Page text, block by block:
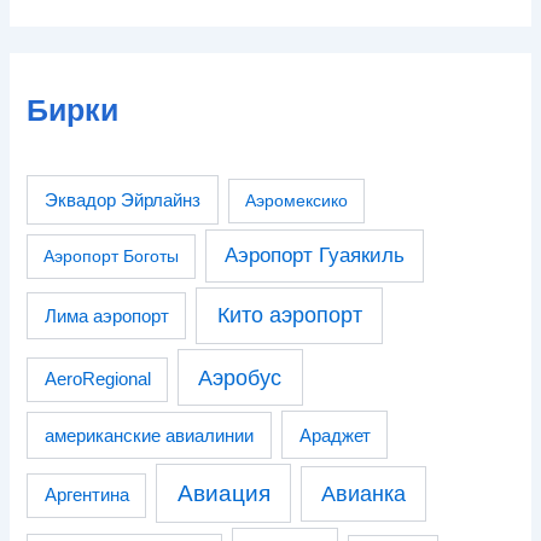
Бирки
Эквадор Эйрлайнз Аэромексико
Аэропорт Боготы Аэропорт Гуаякиль
Лима аэропорт Кито аэропорт
AeroRegional Аэробус
американские авиалинии Араджет
Аргентина Авиация Авианка